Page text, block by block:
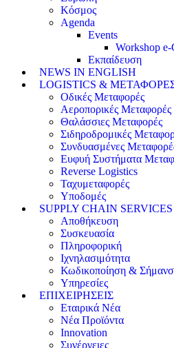
Κόσμος
Agenda
Events
Workshop
Εκπαίδευση
NEWS IN ENGLISH
LOGISTICS &
Οδικές Μεταφορές
Αεροπορικές Μεταφορές
Θαλάσσιες Μεταφορές
Σιδηροδρομικές
Συνδυασμένες
Ευφυή Συστήματα
Reverse Logistics
Ταχυμεταφορές
Υποδομές
SUPPLY CHAIN SERVICES
Αποθήκευση
Συσκευασία
Πληροφορική
Ιχνηλασιμότητα
Κωδικοποίηση &
Υπηρεσίες
ΕΠΙΧΕΙΡΗΣΕΙΣ
Εταιρικά Νέα
Νέα Προϊόντα
Innovation
Συνέργειες